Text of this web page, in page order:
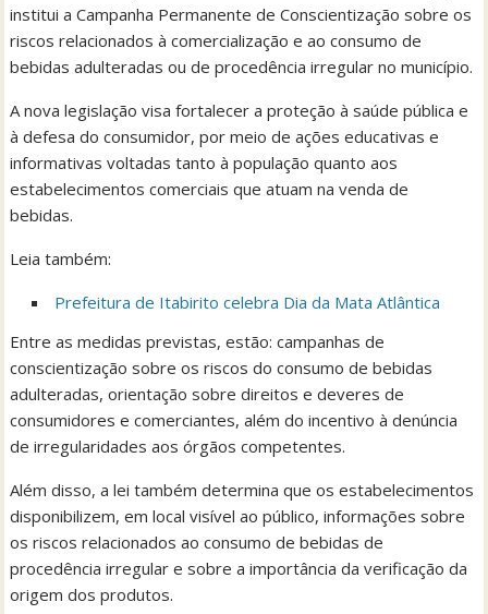
institui a Campanha Permanente de Conscientização sobre os
riscos relacionados à comercialização e ao consumo de
bebidas adulteradas ou de procedência irregular no município.
A nova legislação visa fortalecer a proteção à saúde pública e
à defesa do consumidor, por meio de ações educativas e
informativas voltadas tanto à população quanto aos
estabelecimentos comerciais que atuam na venda de
bebidas.
Leia também:
Prefeitura de Itabirito celebra Dia da Mata Atlântica
Entre as medidas previstas, estão: campanhas de
conscientização sobre os riscos do consumo de bebidas
adulteradas, orientação sobre direitos e deveres de
consumidores e comerciantes, além do incentivo à denúncia
de irregularidades aos órgãos competentes.
Além disso, a lei também determina que os estabelecimentos
disponibilizem, em local visível ao público, informações sobre
os riscos relacionados ao consumo de bebidas de
procedência irregular e sobre a importância da verificação da
origem dos produtos.